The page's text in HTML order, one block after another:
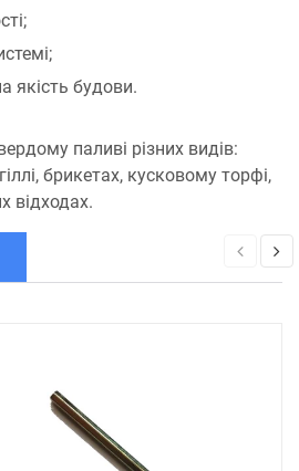
якість будови.
паливі різних видів:
брикетах, кусковому торфі,
відходах.